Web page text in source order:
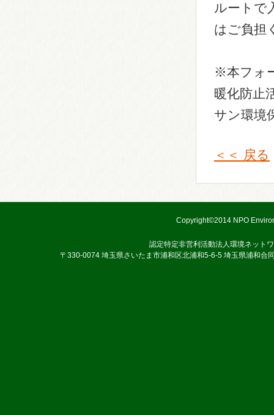
ルートで
はご負担
※本フォ
暖化防止
サン環境
＜＜ 戻る
Copyright©2014 NPO
認定特定非営利活動法人環境ネット
〒330-0074 埼玉県さいたま市浦和区北浦和5-6-5 埼玉県浦